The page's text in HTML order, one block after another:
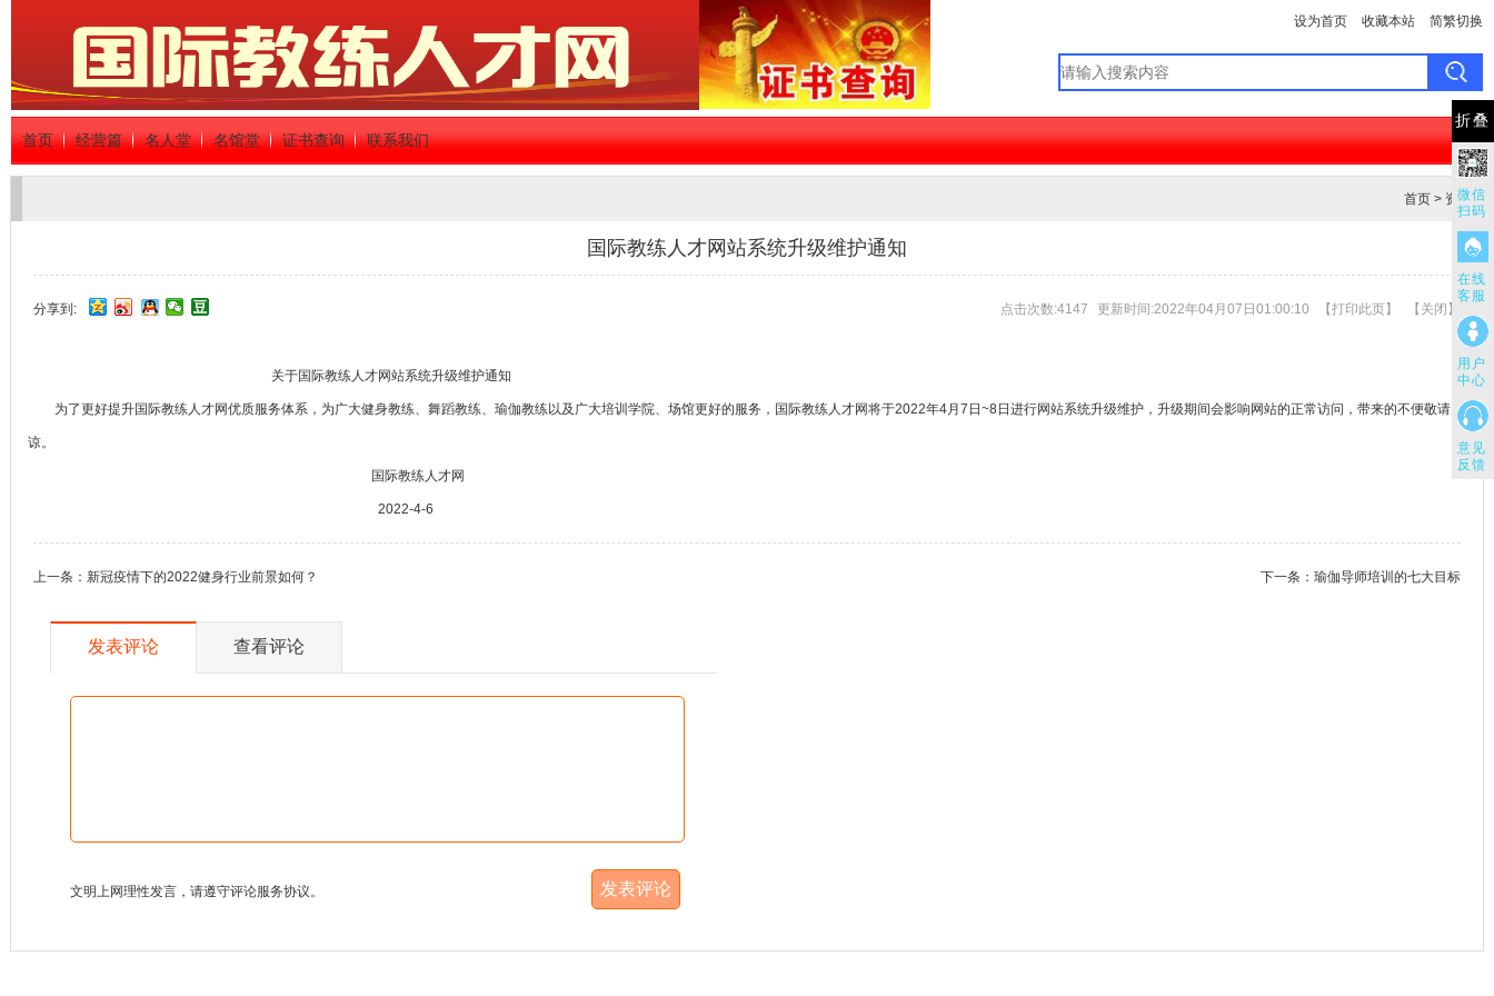
折叠
微信
扫码
在线
客服
用户
中心
意见
反馈
设为首页 收藏本站 简繁切换
首页 经营篇 名人堂 名馆堂 证书查询 联系我们
首页 > 资讯
国际教练人才网站系统升级维护通知
分享到: 点击次数:4147 更新时间:2022年04月07日01:00:10 【打印此页】 【 关闭 】
关于国际教练人才网站系统升级维护通知
为了更好提升国际教练人才网优质服务体系，为广大健身教练、舞蹈教练、瑜伽教练以及广大培训学院、场馆更好的服务，国际教练人才网将于2022年4月7日~8日进行网站系统升级维护，升级期间会影响网站的正常访问，带来的不便敬请见
谅。
国际教练人才网
2022-4-6
上一条： 新冠疫情下的2022健身行业前景如何？ 下一条： 瑜伽导师培训的七大目标
发表评论 查看评论
文明上网理性发言，请遵守评论服务协议。